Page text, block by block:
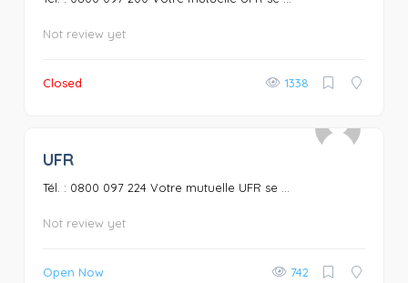
Not review yet
Closed 1338
UFR
Tél. : 0800 097 224 Votre mutuelle UFR se ...
Not review yet
Open Now 742